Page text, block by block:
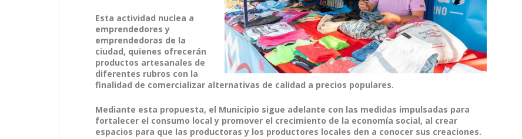
Esta actividad nuclea a
emprendedores y
emprendedoras de la
ciudad, quienes ofrecerán
productos artesanales de
diferentes rubros con la
finalidad de comercializar alternativas de calidad a precios populares.
Mediante esta propuesta, el Municipio sigue adelante con las medidas impulsadas para
fortalecer el consumo local y promover el crecimiento de la economía social, al crear
espacios para que las productoras y los productores locales den a conocer sus creaciones.